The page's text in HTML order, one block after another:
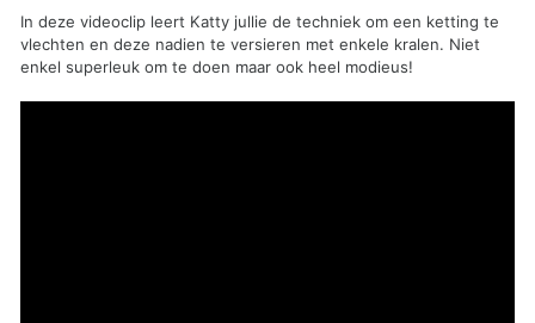
In deze videoclip leert Katty jullie de techniek om een ketting te
vlechten en deze nadien te versieren met enkele kralen. Niet
enkel superleuk om te doen maar ook heel modieus!